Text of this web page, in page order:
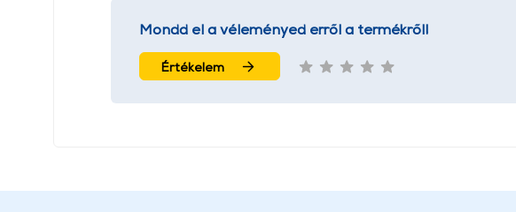
Mondd el a véleményed erről a termékről!
Értékelem